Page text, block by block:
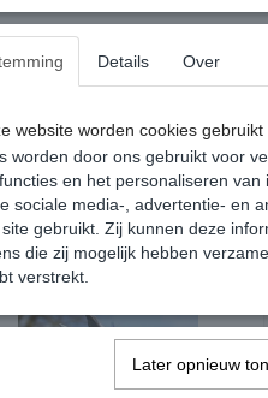
Details Over
website worden cookies gebruikt
worden door ons gebruikt voor
en het personaliseren
sociale media-, advertentie- en
gebruikt. Zij kunnen deze
die zij mogelijk hebben
verstrekt.
Later opnieuw